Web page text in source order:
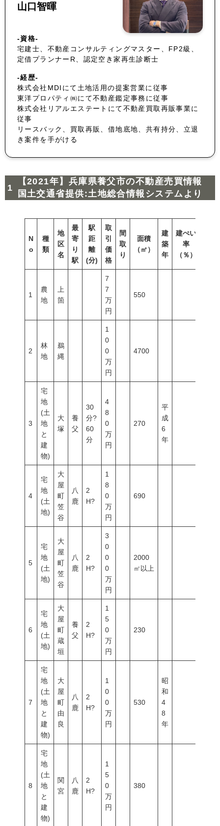
山口智暉
-資格-
宅建士、不動産コンサルティングマスター、FP2級、
定借プランナーR、認定空き家再生診断士
-経歴-
株式会社MDIにて土地活用の提案営業に従事
東洋プロパティ㈱にて不動産鑑定事務に従事
株式会社リアルエステートにて不動産買取再販事業に
従事
リースバック、買取再販、借地底地、共有持分、立退
き案件を手がける
【2021年】兵庫県養父市の不動産売買情報
国土交通省提供:土地総合情報システムより
N
o
種
類
地
区
名
最
寄
り
駅
駅
距
離
(分)
取
引
価
格
間
取
り
面積
（㎡）
建
築
年
建ぺい
率
（％）
1
農
地
上
箇
7
7
万
円
550
2
林
地
鵜
縄
1
0
0
万
円
4700
3
宅
地
(土
地
と
建
物)
大
塚
養
父
30
分?
60
分
4
8
0
万
円
270
平
成
6
年
4
宅
地
(土
地)
大
屋
町
笠
谷
八
鹿
2
H?
1
8
0
万
円
690
5
宅
地
(土
地)
大
屋
町
笠
谷
八
鹿
2
H?
3
0
0
0
万
円
2000
㎡以上
6
宅
地
(土
地)
大
屋
町
蔵
垣
養
父
2
H?
1
5
0
万
円
230
7
宅
地
(土
地
と
建
物)
大
屋
町
由
良
八
鹿
2
H?
1
0
0
万
円
530
昭
和
4
8
年
8
宅
地
(土
地
と
建
物)
関
宮
八
鹿
2
H?
1
5
0
万
円
380